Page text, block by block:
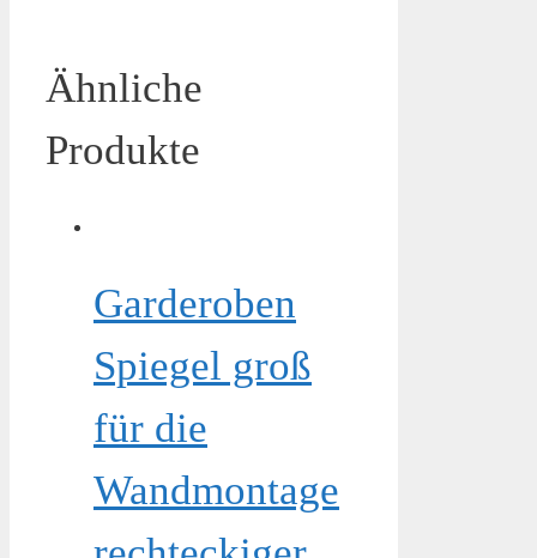
Ähnliche
Produkte
Garderoben
Spiegel groß
für die
Wandmontage